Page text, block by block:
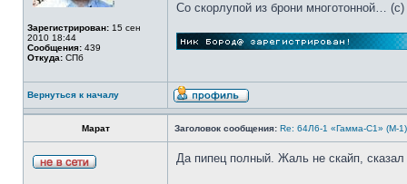
Зарегистрирован: 15 сен
2010 18:44
Сообщения: 439
Откуда: СПб
Со скорлупой из брони многотонной… (c)
Вернуться к началу
Марат Заголовок сообщения: Re: 64Л6-1 «Гамма-С1» (М-
Да пипец полный. Жаль не скайп, сказал